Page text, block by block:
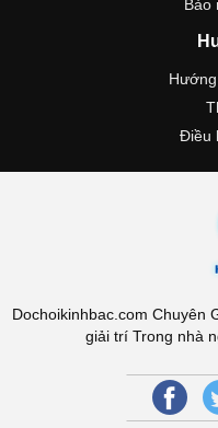
Bảo
Điều
Dochoikinhbac.com Chuyên
giải trí Trong nhà